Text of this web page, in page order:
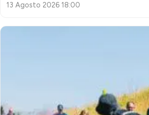
13 Agosto 2026 18:00